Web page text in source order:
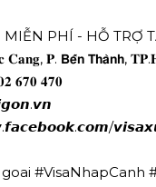
MIỄN PHÍ - HỖ TRỢ
𝐂𝐚𝐧𝐠, 𝐏. 𝗕𝗲̂́𝗻 𝗧𝗵𝗮̀𝗻𝗵,
𝟔𝟕𝟎 𝟒𝟕𝟎
#VisaNhapCanh